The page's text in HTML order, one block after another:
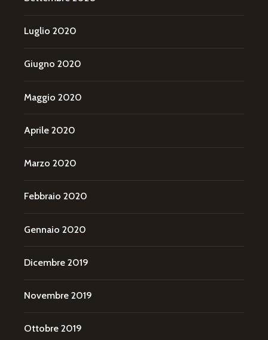
Luglio 2020
Giugno 2020
Maggio 2020
Aprile 2020
Marzo 2020
Febbraio 2020
Gennaio 2020
Dicembre 2019
Novembre 2019
Ottobre 2019